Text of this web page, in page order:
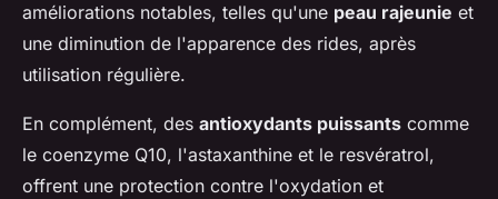
améliorations notables, telles qu'une peau rajeunie et
une diminution de l'apparence des rides, après
utilisation régulière.
En complément, des antioxydants puissants comme
le coenzyme Q10, l'astaxanthine et le resvératrol,
offrent une protection contre l'oxydation et